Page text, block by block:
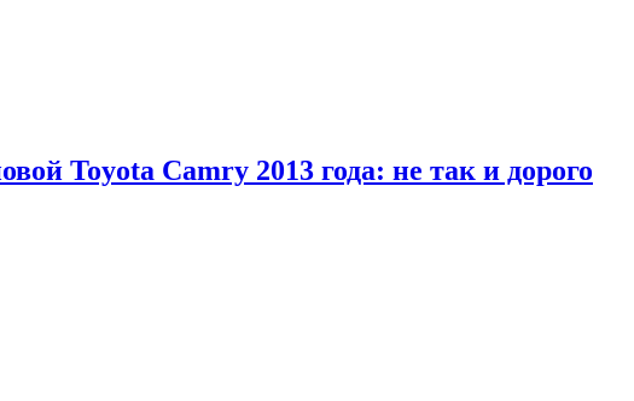
Toyota Camry 2013 года: не так и дорого